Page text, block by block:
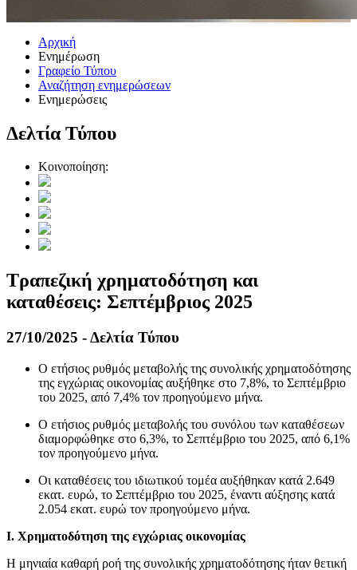
Αρχική
Ενημέρωση
Γραφείο Τύπου
Αναζήτηση ενημερώσεων
Ενημερώσεις
Δελτία Τύπου
Κοινοποίηση:
Τραπεζική χρηματοδότηση και
καταθέσεις: Σεπτέμβριος 2025
27/10/2025 - Δελτία Τύπου
Ο ετήσιος ρυθμός μεταβολής της συνολικής χρηματοδότησης
της εγχώριας οικονομίας αυξήθηκε στο 7,8%, το Σεπτέμβριο
του 2025, από 7,4% τον προηγούμενο μήνα.
Ο ετήσιος ρυθμός μεταβολής του συνόλου των καταθέσεων
διαμορφώθηκε στο 6,3%, το Σεπτέμβριο του 2025, από 6,1%
τον προηγούμενο μήνα.
Oι καταθέσεις του ιδιωτικού τομέα αυξήθηκαν κατά 2.649
εκατ. ευρώ, το Σεπτέμβριο του 2025, έναντι αύξησης κατά
2.054 εκατ. ευρώ τον προηγούμενο μήνα.
Ι. Χρηματοδότηση της εγχώριας οικονομίας
H μηνιαία καθαρή ροή της συνολικής χρηματοδότησης ήταν θετική